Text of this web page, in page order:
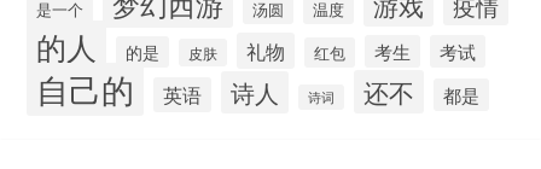
是一个 汤圆 温度
的人 的是 皮肤 礼物 红包 考生 考试
自己的 英语 诗人 诗词 还不 都是